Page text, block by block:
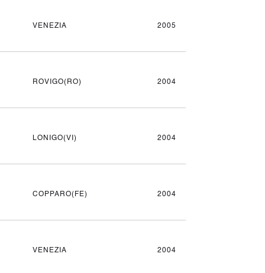
VENEZIA 2005
ROVIGO(RO) 2004
LONIGO(VI) 2004
COPPARO(FE) 2004
VENEZIA 2004